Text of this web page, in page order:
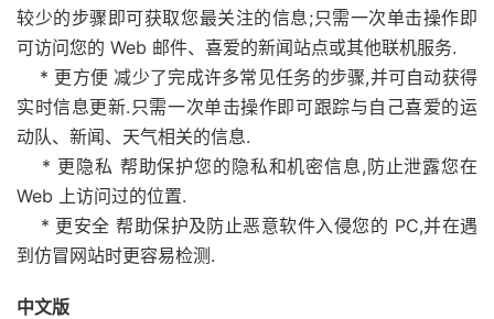
较少的步骤即可获取您最关注的信息;只需一次单击操作即
可访问您的 Web 邮件、喜爱的新闻站点或其他联机服务.
* 更方便 减少了完成许多常见任务的步骤,并可自动获得
实时信息更新.只需一次单击操作即可跟踪与自己喜爱的运
动队、新闻、天气相关的信息.
* 更隐私 帮助保护您的隐私和机密信息,防止泄露您在
Web 上访问过的位置.
* 更安全 帮助保护及防止恶意软件入侵您的 PC,并在遇
到仿冒网站时更容易检测.
中文版